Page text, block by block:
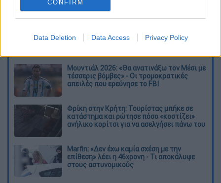
CONFIRM
Data Deletion Data Access Privacy Policy
Διαβάστε ακόμη
γνωστό τύπο μεταδοτικού καρκίνου στον
κόσμο
Μουντιάλ 2026: «Θα ανατινάξω τον Μέσι με
τέσσερις βόμβες» - Οι τρομοκρατικές
απειλές που ερεύνησε το FBI
Φρίκη στην Κρήτη: Τουρίστας μπήκε σε
κατάστημα και ρώτησε πόσο «κοστίζει»
ανήλικο κορίτσι για να ασελγήσει πάνω του
Marfin: «Δεν έχω καμία σχέση με την
επίθεση» λέει η 46χρονη - Τι αποκάλυψε
στους αστυνομικούς